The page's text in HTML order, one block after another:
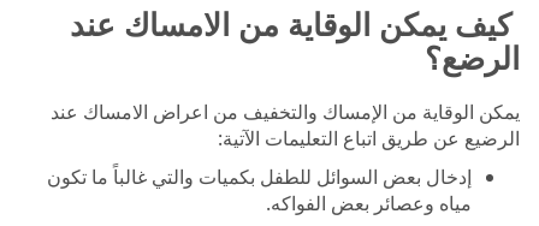
كيف يمكن الوقاية من الامساك عند
الرضع؟
يمكن الوقاية من الإمساك والتخفيف من اعراض الامساك عند
الرضيع عن طريق اتباع التعليمات الآتية:
إدخال بعض السوائل للطفل بكميات والتي غالباً ما تكون
مياه وعصائر بعض الفواكه.